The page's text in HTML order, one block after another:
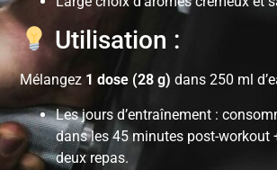
Utilisation :
Mélangez 1 dose (28 g) dans 250 ml
Les jours d’entraînement :
dans les 45 minutes post-workout
deux repas.